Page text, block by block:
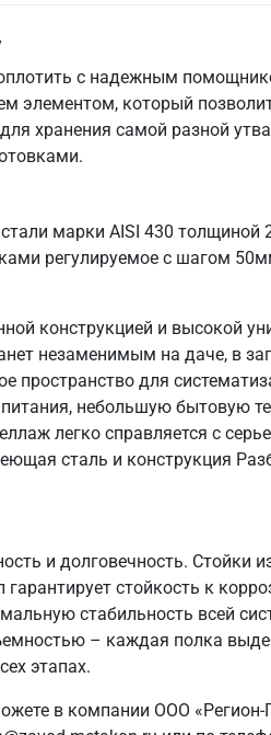
с надежным
элементом, который
хранения самой разной
марки AISI 430
регулируемое с шагом
конструкцией и высокой
незаменимым на даче, в
для
небольшую бытовую
легко справляется с
сталь и конструкция
и долговечность. Стойки
стойкость к
стабильность всей
– каждая полка
этапах.
в компании ООО